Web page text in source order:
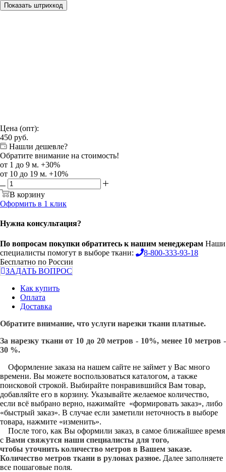
Показать штрихкод
Цена (опт):
450 руб.
Нашли дешевле?
Обратите внимание на стоимость!
от 1 до 9 м. +30%
от 10 до 19 м. +10%
В корзину
Оформить в 1 клик
Нужна консультация?
По вопросам покупки обратитесь к нашим менеджерам Наши
специалисты помогут в выборе ткани:
8-800-333-93-18
Бесплатно по России
ЗАДАТЬ ВОПРОС
Как купить
Оплата
Доставка
Обратите внимание, что услуги нарезки ткани платные.
За нарезку ткани от 10 до 20 метров - 10%, менее 10 метров -
30 %.
Оформление заказа на нашем сайте не займет у Вас много
времени. Вы можете воспользоваться каталогом, а также
поисковой строкой. Выбирайте понравившийся Вам товар,
добавляйте его в корзину. Указывайте желаемое количество,
если всё выбрано верно, нажимайте «формировать заказ», либо
«быстрый заказ». В случае если заметили неточность в выборе
товара, нажмите «изменить».
После того, как Вы оформили заказ, в самое ближайшее время
с Вами свяжутся наши специалисты для того,
чтобы уточнить количество метров в Вашем заказе.
Количество метров ткани в рулонах разное. Далее заполняете
все пошаговые поля.